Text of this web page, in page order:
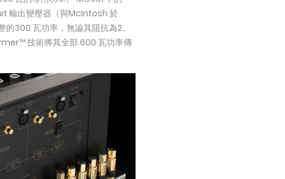
輸出變壓器（與McIntosh 於
300 瓦功率，無論其阻抗為2、
技術將其全部 600 瓦功率傳